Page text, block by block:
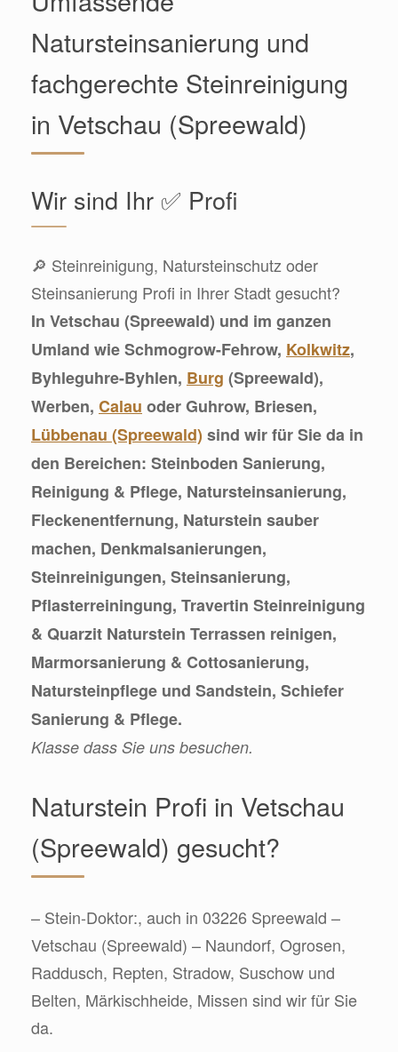
Natursteinsanierung und
fachgerechte Steinreinigung
in Vetschau (Spreewald)
Wir sind Ihr ✅ Profi
🔎 Steinreinigung, Natursteinschutz oder
Steinsanierung Profi in Ihrer Stadt gesucht?
In Vetschau (Spreewald) und im ganzen
Umland wie Schmogrow-Fehrow, Kolkwitz,
Byhleguhre-Byhlen, Burg (Spreewald),
Werben, Calau oder Guhrow, Briesen,
Lübbenau (Spreewald) sind wir für Sie da in
den Bereichen: Steinboden Sanierung,
Reinigung & Pflege, Natursteinsanierung,
Fleckenentfernung, Naturstein sauber
machen, Denkmalsanierungen,
Steinreinigungen, Steinsanierung,
Pflasterreiningung, Travertin Steinreinigung
& Quarzit Naturstein Terrassen reinigen,
Marmorsanierung & Cottosanierung,
Natursteinpflege und Sandstein, Schiefer
Sanierung & Pflege.
Klasse dass Sie uns besuchen.
Naturstein Profi in Vetschau
(Spreewald) gesucht?
– Stein-Doktor:, auch in 03226 Spreewald –
Vetschau (Spreewald) – Naundorf, Ogrosen,
Raddusch, Repten, Stradow, Suschow und
Belten, Märkischheide, Missen sind wir für Sie
da.